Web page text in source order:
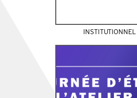
INSTITUTIONNEL